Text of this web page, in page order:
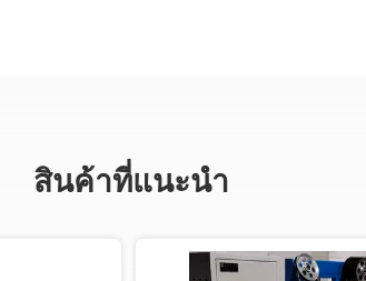
สินค้าที่แนะนํา